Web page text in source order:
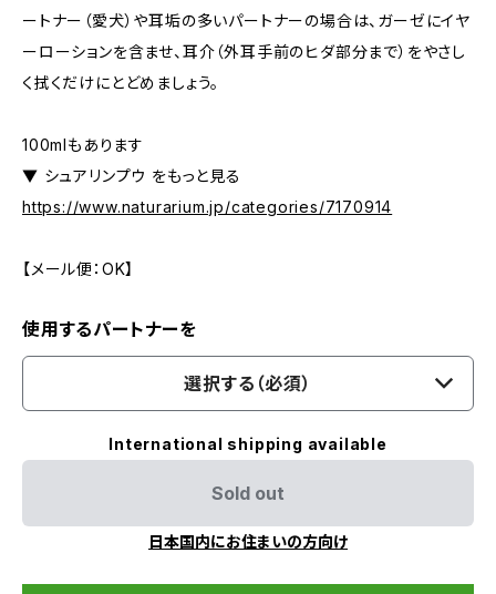
ートナー（愛犬）や耳垢の多いパートナーの場合は、ガーゼにイヤ
ーローションを含ませ、耳介（外耳手前のヒダ部分まで）をやさし
く拭くだけにとどめましょう。
100mlもあります
▼ シュアリンプウ をもっと見る
https://www.naturarium.jp/categories/7170914
【メール便：OK】
使用するパートナーを
選択する（必須）
International shipping available
Sold out
日本国内にお住まいの方向け